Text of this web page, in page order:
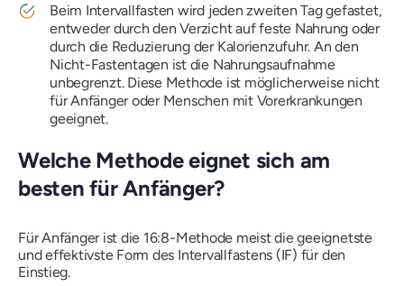
Beim Intervallfasten wird jeden zweiten Tag gefastet,
entweder durch den Verzicht auf feste Nahrung oder
durch die Reduzierung der Kalorienzufuhr. An den
Nicht-Fastentagen ist die Nahrungsaufnahme
unbegrenzt. Diese Methode ist möglicherweise nicht
für Anfänger oder Menschen mit Vorerkrankungen
geeignet.
Welche Methode eignet sich am
besten für Anfänger?
Für Anfänger ist die 16:8-Methode meist die geeignetste
und effektivste Form des Intervallfastens (IF) für den
Einstieg.